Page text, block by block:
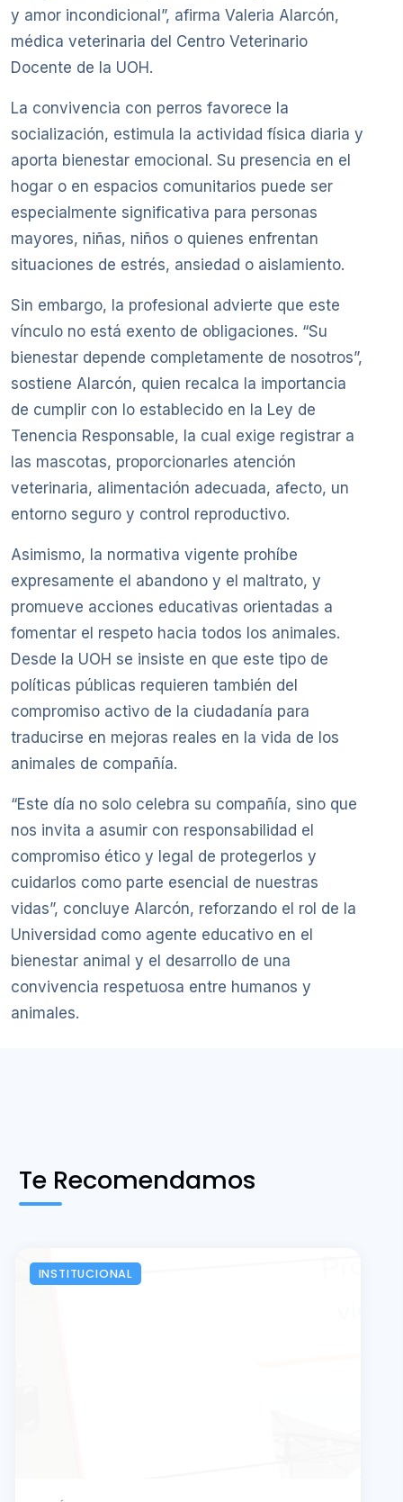
y amor incondicional”, afirma Valeria Alarcón,
médica veterinaria del Centro Veterinario
Docente de la UOH.
La convivencia con perros favorece la
socialización, estimula la actividad física diaria y
aporta bienestar emocional. Su presencia en el
hogar o en espacios comunitarios puede ser
especialmente significativa para personas
mayores, niñas, niños o quienes enfrentan
situaciones de estrés, ansiedad o aislamiento.
Sin embargo, la profesional advierte que este
vínculo no está exento de obligaciones. “Su
bienestar depende completamente de nosotros”,
sostiene Alarcón, quien recalca la importancia
de cumplir con lo establecido en la Ley de
Tenencia Responsable, la cual exige registrar a
las mascotas, proporcionarles atención
veterinaria, alimentación adecuada, afecto, un
entorno seguro y control reproductivo.
Asimismo, la normativa vigente prohíbe
expresamente el abandono y el maltrato, y
promueve acciones educativas orientadas a
fomentar el respeto hacia todos los animales.
Desde la UOH se insiste en que este tipo de
políticas públicas requieren también del
compromiso activo de la ciudadanía para
traducirse en mejoras reales en la vida de los
animales de compañía.
“Este día no solo celebra su compañía, sino que
nos invita a asumir con responsabilidad el
compromiso ético y legal de protegerlos y
cuidarlos como parte esencial de nuestras
vidas”, concluye Alarcón, reforzando el rol de la
Universidad como agente educativo en el
bienestar animal y el desarrollo de una
convivencia respetuosa entre humanos y
animales.
Te Recomendamos
INSTITUCIONAL